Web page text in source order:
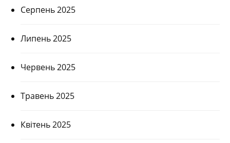
Серпень 2025
Липень 2025
Червень 2025
Травень 2025
Квітень 2025